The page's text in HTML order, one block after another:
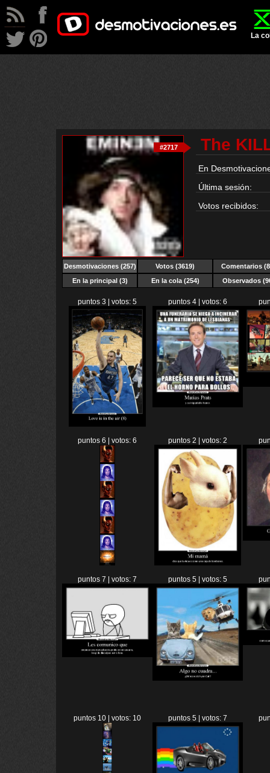
La
#2717 The
En
Última sesión:
Votos recibidos:
Desmotivaciones(257) Votos (3619)
Comentarios
En la principal (3)
En la cola (254) Observados
puntos 3 | votos: 5 puntos 4 | votos: 6
puntos 6 | votos: 6 puntos 2 | votos: 2
puntos 7 | votos: 7 puntos 5 | votos: 5
puntos 10 | votos: 10 puntos 5 | votos: 7